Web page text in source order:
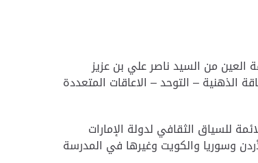
العين من السيد ناصر علي بن عزيز
– التوحد – الاعاقات المتعددة
للسياق الثقافي لدولة الإمارات
ومصر والأردن وسوريا والكويت وغيرها في المدرسة